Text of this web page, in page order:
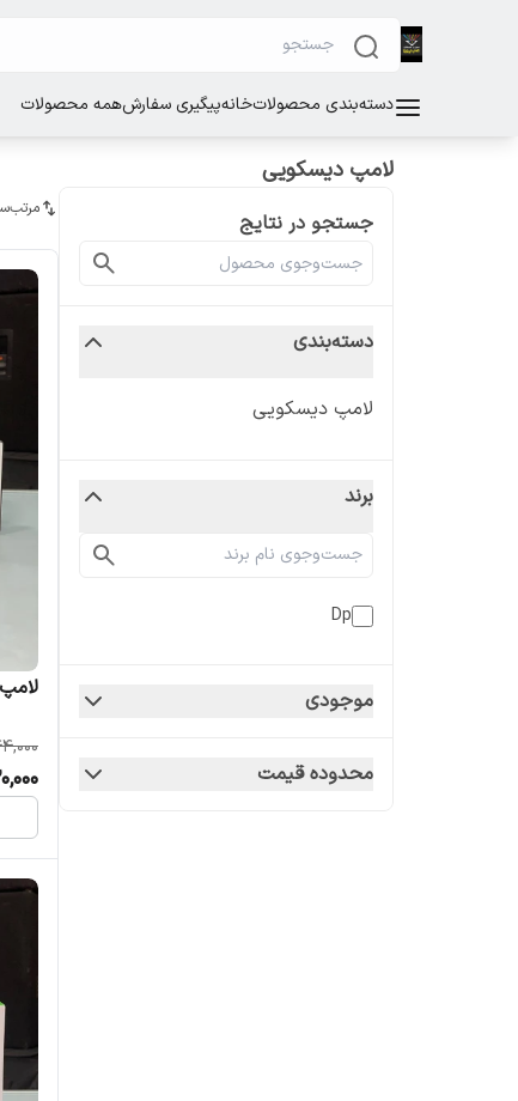
دسته‌بندی محصولاتخانهپیگیری سفارشهمه محصولات
لامپ دیسکویی
جستجو در نتایج
دسته‌بندی
لامپ دیسکویی
برند
Dp
موجودی
محدوده قیمت